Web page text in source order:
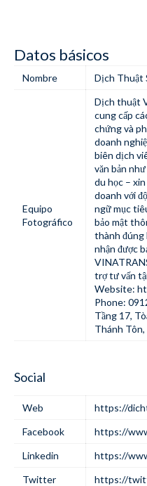
Datos básicos
Nombre Dịch Thuật
Equipo
Fotográfico
Dịch thuật
cung cấp
chứng và
doanh
biên dịch
văn bản
du học –
doanh với
ngữ mục
bảo mật
thành đúng
nhận được
trợ tư vấn
Website:
Phone:
Tầng 17,
Thánh Tôn,
Social
Web
https://
Facebook
https://
Linkedin
https://
Twitter
https://